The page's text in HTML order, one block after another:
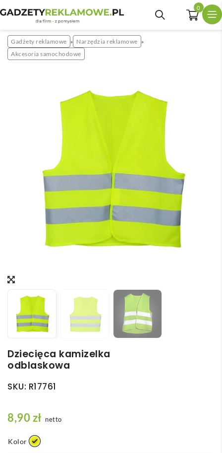
0
Gadżety reklamowe » Narzędzia reklamowe »
Akcesoria samochodowe
Dziecięca kamizelka
odblaskowa
SKU: R17761
8,90zł netto
Kolor